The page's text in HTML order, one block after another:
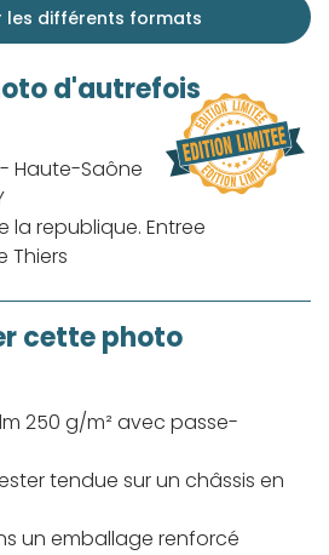
les différents formats
d'autrefois
Haute-Saône
la republique. Entree
Thiers
cette photo
250 g/m² avec passe-
tendue sur un châssis en
un emballage renforcé